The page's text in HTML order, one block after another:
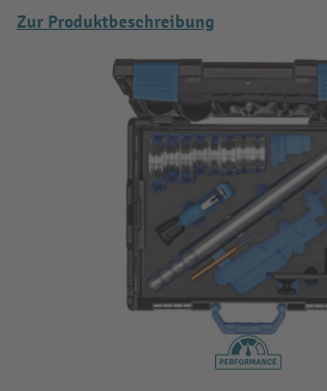
Zur Produktbeschreibung